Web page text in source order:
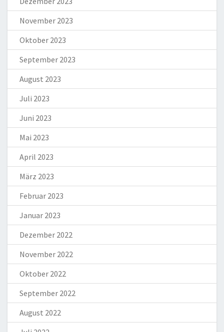
November 2023
Oktober 2023
September 2023
August 2023
Juli 2023
Juni 2023
Mai 2023
April 2023
März 2023
Februar 2023
Januar 2023
Dezember 2022
November 2022
Oktober 2022
September 2022
August 2022